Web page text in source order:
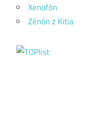
Xenofón
Zénón z Kitia